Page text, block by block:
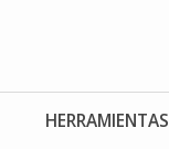
HERRAMIENTAS